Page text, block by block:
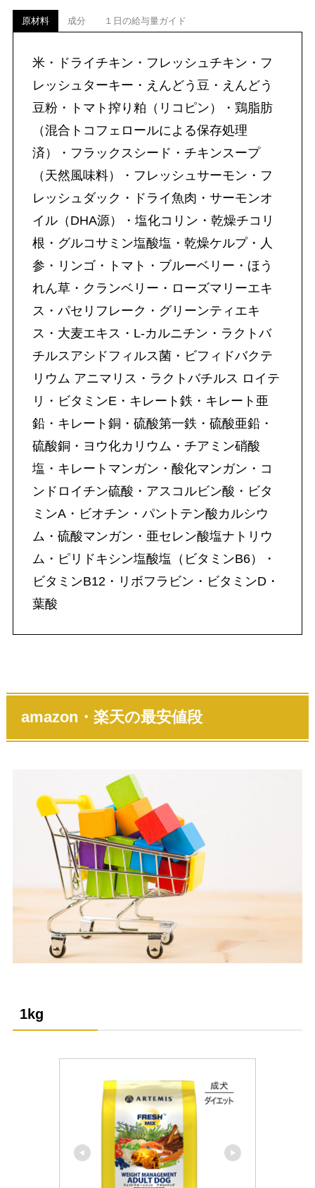
原材料 成分 １日の給与量ガイド
米・ドライチキン・フレッシュチキン・フ
レッシュターキー・えんどう豆・えんどう
豆粉・トマト搾り粕（リコピン）・鶏脂肪
（混合トコフェロールによる保存処理
済）・フラックスシード・チキンスープ
（天然風味料）・フレッシュサーモン・フ
レッシュダック・ドライ魚肉・サーモンオ
イル（DHA源）・塩化コリン・乾燥チコリ
根・グルコサミン塩酸塩・乾燥ケルプ・人
参・リンゴ・トマト・ブルーベリー・ほう
れん草・クランベリー・ローズマリーエキ
ス・パセリフレーク・グリーンティエキ
ス・大麦エキス・L-カルニチン・ラクトバ
チルスアシドフィルス菌・ビフィドバクテ
リウム アニマリス・ラクトバチルス ロイテ
リ・ビタミンE・キレート鉄・キレート亜
鉛・キレート銅・硫酸第一鉄・硫酸亜鉛・
硫酸銅・ヨウ化カリウム・チアミン硝酸
塩・キレートマンガン・酸化マンガン・コ
ンドロイチン硫酸・アスコルビン酸・ビタ
ミンA・ビオチン・パントテン酸カルシウ
ム・硫酸マンガン・亜セレン酸塩ナトリウ
ム・ピリドキシン塩酸塩（ビタミンB6）・
ビタミンB12・リボフラビン・ビタミンD・
葉酸
amazon・楽天の最安値段
1kg